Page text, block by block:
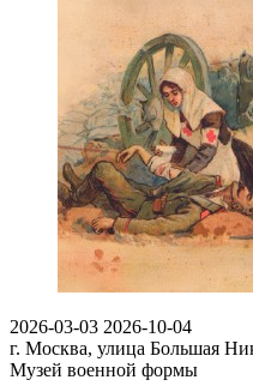
2026-03-03 2026-10-04
г. Москва, улица Большая
Музей военной формы